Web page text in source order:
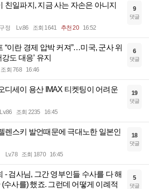
친일파지, 지금 사는 자손은 아니지
정 Lv.86 조회 1641 추천 20 16:52
9
댓글
“이란 경제 압박 커져”…미국, 군사 위
도 대응’ 유지
조회 768 16:46
6
댓글
디세이 용산 IMAX 티켓팅이 어려운
Lv.86 조회 2235 16:45
19
댓글
렌스키 발언때문에 극대노한 일본인
Lv.78 조회 1870 16:45
18
댓글
- 검사님, 그간 영부인들 수사를 다 해
(수사를) 했죠. 그런데 어떻게 이례적
5
댓글